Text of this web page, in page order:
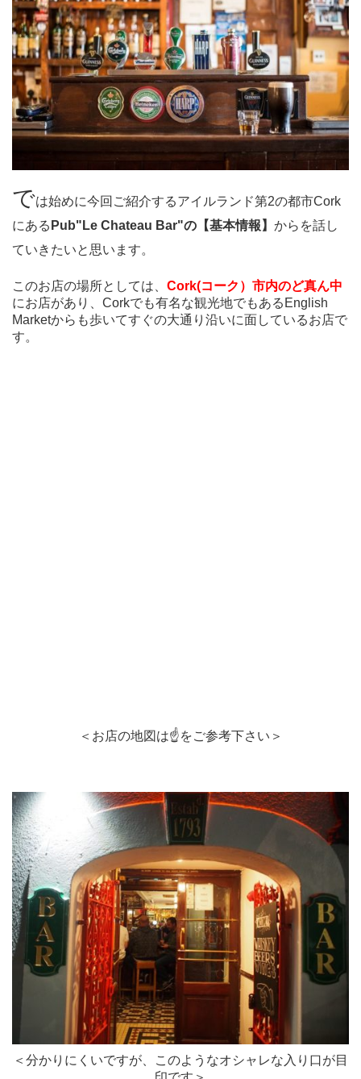
では始めに今回ご紹介するアイルランド第2の都市Cork
にある Pub"Le Chateau Bar"の【基本情報】 からを話し
ていきたいと思います。
このお店の場所としては、 Cork(コーク）市内のど真ん中
にお店があり、Corkでも有名な観光地でもあるEnglish
Marketからも歩いてすぐの大通り沿いに面しているお店で
す。
＜お店の地図は☝をご参考下さい＞
＜分かりにくいですが、このようなオシャレな入り口が目